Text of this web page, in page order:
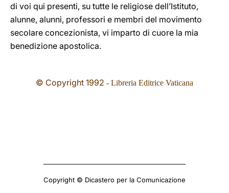
di voi qui presenti, su tutte le religiose dell’Istituto,
alunne, alunni, professori e membri del movimento
secolare concezionista, vi imparto di cuore la mia
benedizione apostolica.
© Copyright 1992 - Libreria Editrice Vaticana
Copyright © Dicastero per la Comunicazione